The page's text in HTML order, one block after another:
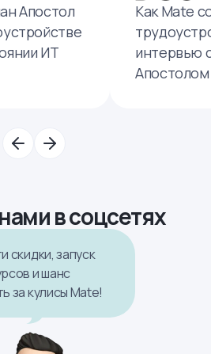
Апостол
ИТ
Как Mate
интервью
Апостолом
в соцсетях
скидки, запуск
и шанс
за кулисы Mate!